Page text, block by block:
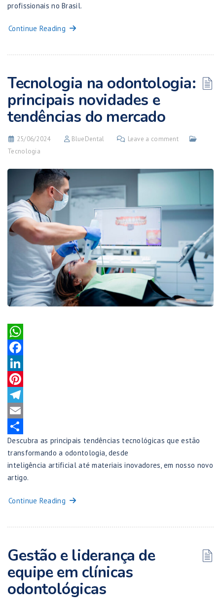
profissionais no Brasil.
Continue Reading
Tecnologia na odontologia:
principais novidades e
tendências do mercado
25/06/2024 BlueDental
Leave a comment
Tecnologia
WhatsApp
Facebook
LinkedIn
Pinterest
Telegram
Email
Share
Descubra as principais tendências tecnológicas que estão
transformando a odontologia, desde
inteligência artificial até materiais inovadores, em nosso novo
artigo.
Continue Reading
Gestão e liderança de
equipe em clínicas
odontológicas